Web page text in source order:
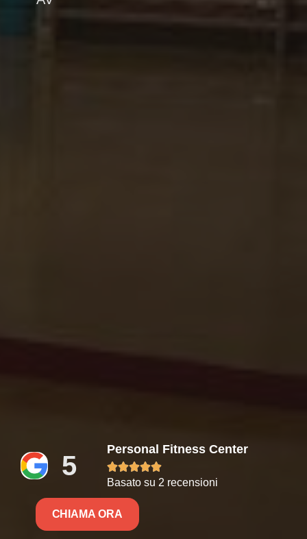
5
Personal Fitness Center

Basato su 2 recensioni
CHIAMA ORA